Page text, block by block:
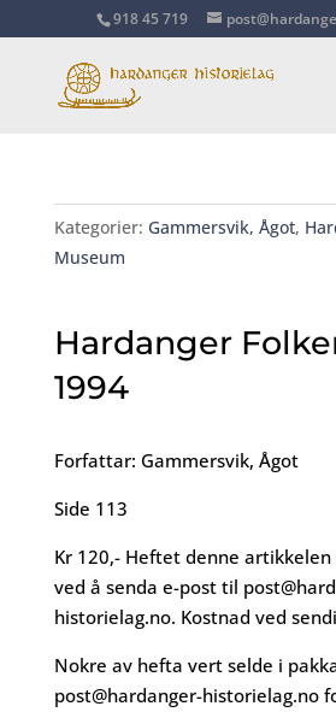
918 45 719
Kategorier: Gammersvik, Ågot,
Museum
Hardanger
1994
Forfattar: Gammersvik, Ågot
Side 113
Kr 120,- Heftet denne
ved å senda e-post til
historielag.no. Kostnad ved
Nokre av hefta vert selde i
post@hardanger-historielag.no